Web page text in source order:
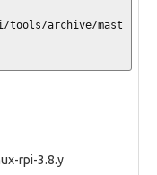
tools/archive/mast
rpi-3.8.y